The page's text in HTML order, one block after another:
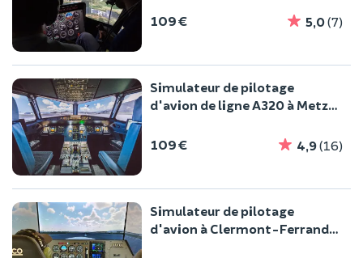
109 € 5,0(7)
Simulateur de pilotage
d'avion de ligne A320 à Metz
109 € 4,9(16)
Simulateur de pilotage
d'avion à Clermont-Ferrand